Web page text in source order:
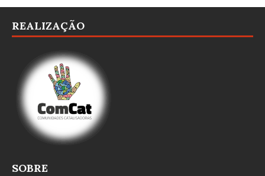
REALIZAÇÃO
SOBRE